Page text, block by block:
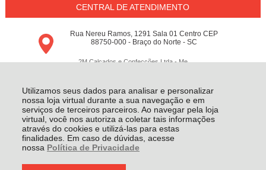
Utilizamos seus dados para analisar e personalizar
nossa loja virtual durante a sua navegação e em
serviços de terceiros parceiros. Ao navegar pela loja
virtual, você nos autoriza a coletar tais informações
através do cookies e utilizá-las para estas
finalidades. Em caso de dúvidas, acesse
nossa Política de Privacidade
CENTRAL DE ATENDIMENTO
Rua Nereu Ramos, 1291 Sala 01 Centro CEP
88750-000 - Braço do Norte - SC
2M Calçados e Confecções Ltda - Me